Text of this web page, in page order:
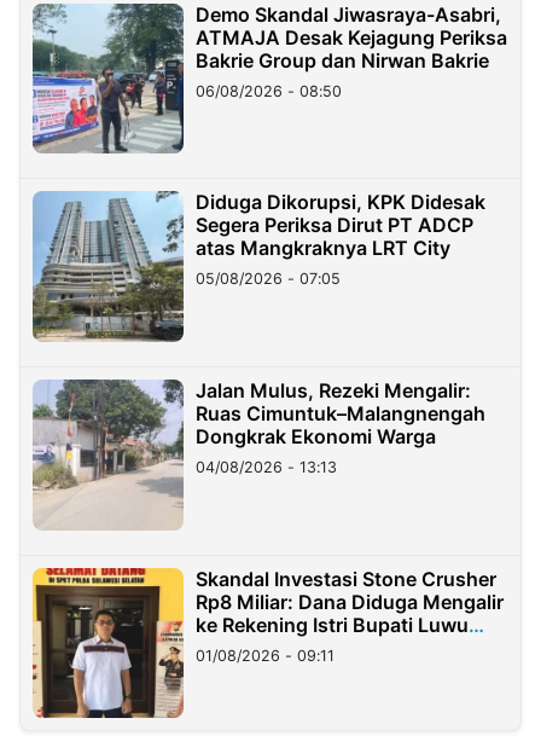
Demo Skandal Jiwasraya-Asabri,
ATMAJA Desak Kejagung Periksa
Bakrie Group dan Nirwan Bakrie
06/08/2026 - 08:50
Diduga Dikorupsi, KPK Didesak
Segera Periksa Dirut PT ADCP
atas Mangkraknya LRT City
05/08/2026 - 07:05
Jalan Mulus, Rezeki Mengalir:
Ruas Cimuntuk–Malangnengah
Dongkrak Ekonomi Warga
04/08/2026 - 13:13
Skandal Investasi Stone Crusher
Rp8 Miliar: Dana Diduga Mengalir
ke Rekening Istri Bupati Luwu
Timur
01/08/2026 - 09:11